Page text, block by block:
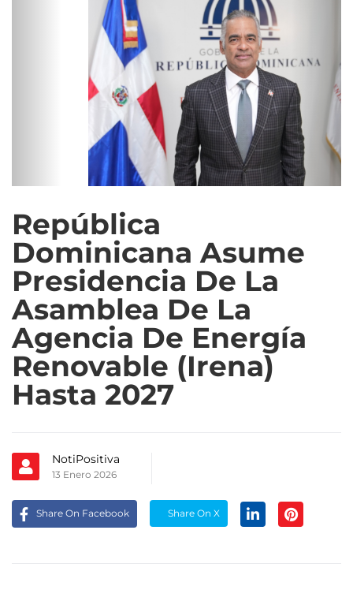
República
Dominicana Asume
Presidencia De La
Asamblea De La
Agencia De Energía
Renovable (Irena)
Hasta 2027
NotiPositiva
13 Enero 2026
Share On Facebook Share On X